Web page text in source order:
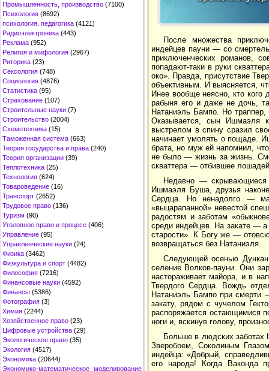
Промышленность, производство (7100)
Психология (8692)
психология, педагогика (4121)
Радиоэлектроника (443)
Реклама (952)
Религия и мифология (2967)
Риторика (23)
Сексология (748)
Социология (4876)
Статистика (95)
Страхование (107)
Строительные науки (7)
Строительство (2004)
Схемотехника (15)
Таможенная система (663)
Теория государства и права (240)
Теория организации (39)
Теплотехника (25)
Технология (624)
Товароведение (16)
Транспорт (2652)
Трудовое право (136)
Туризм (90)
Уголовное право и процесс (406)
Управление (95)
Управленческие науки (24)
Физика (3462)
Физкультура и спорт (4482)
Философия (7216)
Финансовые науки (4592)
Финансы (5386)
Фотография (3)
Химия (2244)
Хозяйственное право (23)
Цифровые устройства (29)
Экологическое право (35)
Экология (4517)
Экономика (20644)
Экономико-математическое моделирование
После множества
индейцев пауни — со
приключенческих романов,
попадают-таки в руки
око». Правда, присутствие
объективным. И выясняется,
Инее вообще неясно, кто
рабыня его и даже не дочь,
Натаниэль Бампо. Но
Оказывается, сын Ишмаэля
выстрелом в спину сразил
начинает умолять о пощаде.
брата, но муж ей напомнил,
не было — жизнь за жизнь.
скваттера — отбившее
Недавно —
Ишмаэля Буша, друзья
Сердца. Но ненадолго —
«выцарапанной» невестой
радостям и заботам
среди индейцев. На закате —
старости». К Богу же —
возвращаться без Натаниэля.
Следующей осенью
селение Волков-пауни. Они
настораживает майора, и в
Твердого Сердца. Вождь
Натаниэль Бампо при смерти
закату, рядом с чучелом
распоряжается остающимися
ноги и, вскинув голову,
Больше в людских заботах
Зверобоем, Соколиным
индейца: «Добрый,
его народа! Когда Ваконда